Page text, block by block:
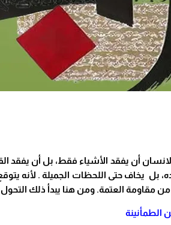
أن يفقد الأشياء فقط، بل أن يفقد
بل يخاف حتى اللحظات الجميلة . لأنه
العتمة. ومن هنا يبدأ ذلك
الطمأنينة